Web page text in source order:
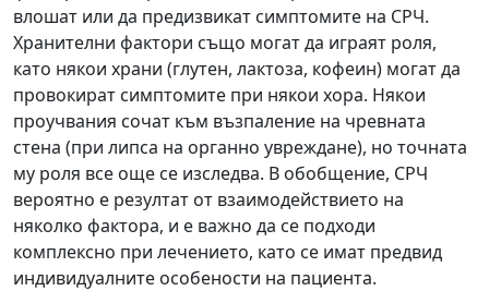
влошат или да предизвикат симптомите на СРЧ.
Хранителни фактори също могат да играят роля,
като някои храни (глутен, лактоза, кофеин) могат да
провокират симптомите при някои хора. Някои
проучвания сочат към възпаление на чревната
стена (при липса на органно увреждане), но точната
му роля все още се изследва. В обобщение, СРЧ
вероятно е резултат от взаимодействието на
няколко фактора, и е важно да се подходи
комплексно при лечението, като се имат предвид
индивидуалните особености на пациента.